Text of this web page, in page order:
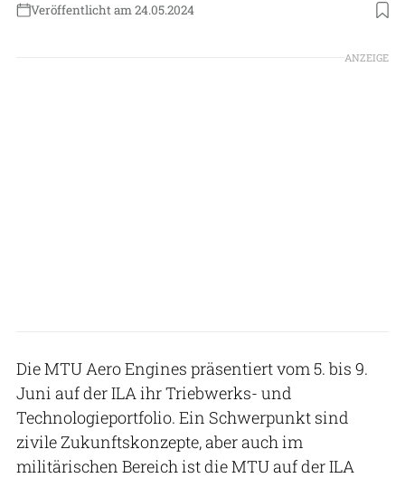
Veröffentlicht am 24.05.2024
Foto: MTU Aero Engines
ANZEIGE
Die MTU Aero Engines präsentiert vom 5. bis 9.
Juni auf der ILA ihr Triebwerks- und
Technologieportfolio. Ein Schwerpunkt sind
zivile Zukunftskonzepte, aber auch im
militärischen Bereich ist die MTU auf der ILA